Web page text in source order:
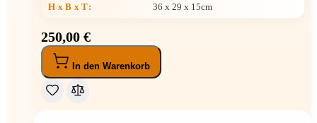
H x B x T: 36 x 29 x 15cm
250,00 €
In den Warenkorb